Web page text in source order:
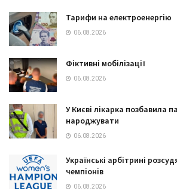
Тарифи на електроенергію
06.08.2026
Фіктивні мобілізації
06.08.2026
У Києві лікарка позбавила
народжувати
06.08.2026
Українські арбітрині
чемпіонів
06.08.2026